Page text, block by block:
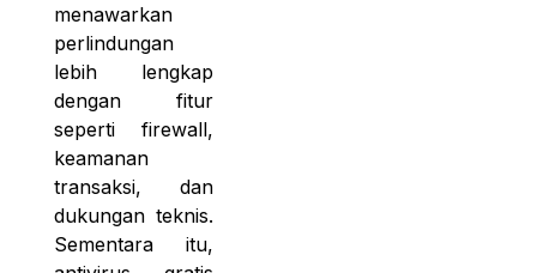
menawarkan
perlindungan
lebih lengkap
dengan fitur
seperti firewall,
keamanan
transaksi, dan
dukungan teknis.
Sementara itu,